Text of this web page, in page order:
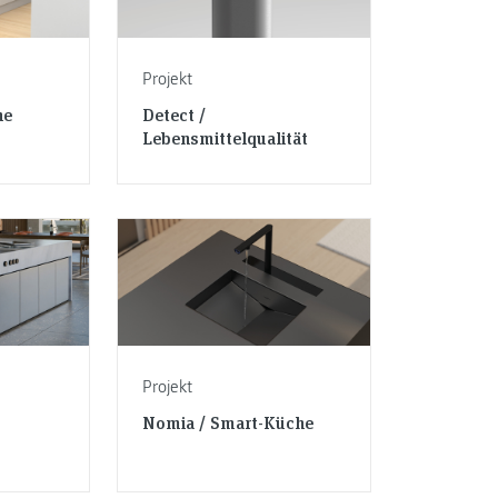
Projekt
Detect /
Lebensmittelqualität
Projekt
Nomia / Smart-Küche